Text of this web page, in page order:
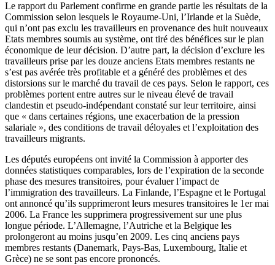
Le rapport du Parlement confirme en grande partie les résultats de la
Commission selon lesquels le Royaume-Uni, l’Irlande et la Suède,
qui n’ont pas exclu les travailleurs en provenance des huit nouveaux
Etats membres soumis au système, ont tiré des bénéfices sur le plan
économique de leur décision. D’autre part, la décision d’exclure les
travailleurs prise par les douze anciens Etats membres restants ne
s’est pas avérée très profitable et a généré des problèmes et des
distorsions sur le marché du travail de ces pays. Selon le rapport, ces
problèmes portent entre autres sur le niveau élevé de travail
clandestin et pseudo-indépendant constaté sur leur territoire, ainsi
que « dans certaines régions, une exacerbation de la pression
salariale », des conditions de travail déloyales et l’exploitation des
travailleurs migrants.
Les députés européens ont invité la Commission à apporter des
données statistiques comparables, lors de l’expiration de la seconde
phase des mesures transitoires, pour évaluer l’impact de
l’immigration des travailleurs. La Finlande, l’Espagne et le Portugal
ont annoncé qu’ils supprimeront leurs mesures transitoires le 1er mai
2006. La France les supprimera progressivement sur une plus
longue période. L’Allemagne, l’Autriche et la Belgique les
prolongeront au moins jusqu’en 2009. Les cinq anciens pays
membres restants (Danemark, Pays-Bas, Luxembourg, Italie et
Grèce) ne se sont pas encore prononcés.